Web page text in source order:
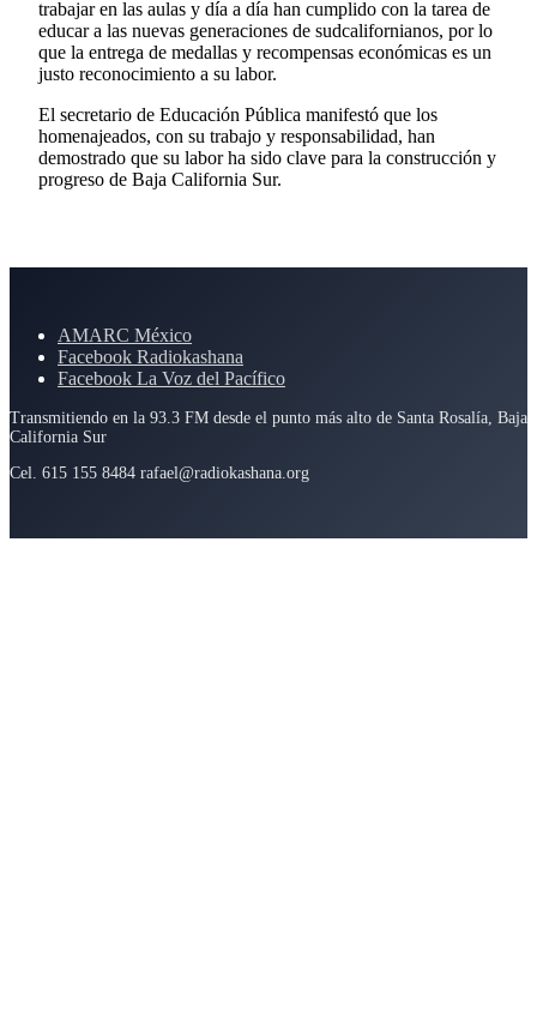
trabajar en las aulas y día a día han cumplido con la tarea de
educar a las nuevas generaciones de sudcalifornianos, por lo
que la entrega de medallas y recompensas económicas es un
justo reconocimiento a su labor.
El secretario de Educación Pública manifestó que los
homenajeados, con su trabajo y responsabilidad, han
demostrado que su labor ha sido clave para la construcción y
progreso de Baja California Sur.
AMARC México
Facebook Radiokashana
Facebook La Voz del Pacífico
Transmitiendo en la 93.3 FM desde el punto más alto de Santa Rosalía, Baja
California Sur
Cel. 615 155 8484 rafael@radiokashana.org